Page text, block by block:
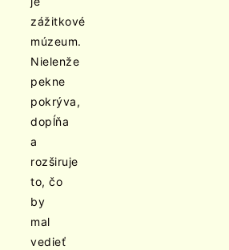
zážitkové
múzeum.
Nielenže
pekne
pokrýva,
dopĺňa
a
rozširuje
to, čo
by
mal
vedieť